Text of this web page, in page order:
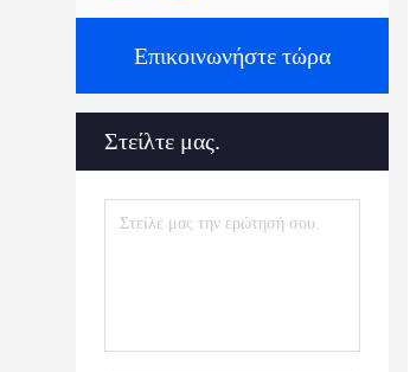
Επικοινωνήστε τώρα
Στείλτε μας.